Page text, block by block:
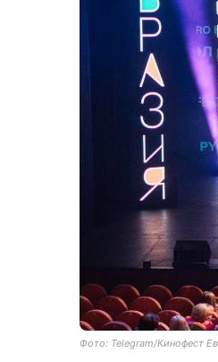
Фото: Telegram/Кинофест